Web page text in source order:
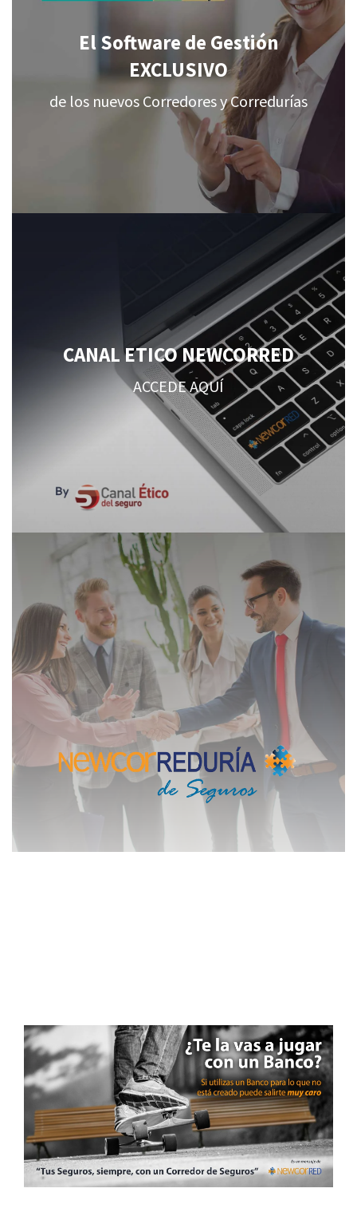
El Software de Gestión
EXCLUSIVO
de los nuevos Corredores y Corredurías
CANAL ETICO NEWCORRED
ACCEDE AQUÍ